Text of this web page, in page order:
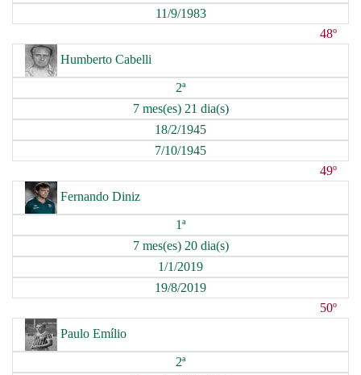
11/9/1983
48º
Humberto Cabelli
2ª
7 mes(es) 21 dia(s)
18/2/1945
7/10/1945
49º
Fernando Diniz
1ª
7 mes(es) 20 dia(s)
1/1/2019
19/8/2019
50º
Paulo Emílio
2ª